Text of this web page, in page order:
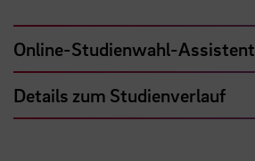
Online-Studienwahl-Assistent
Details zum Studienverlauf